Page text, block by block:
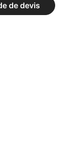
de devis